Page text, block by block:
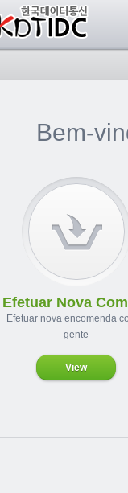
Bem-
Efetuar Nova
Efetuar nova encomenda
gente
View